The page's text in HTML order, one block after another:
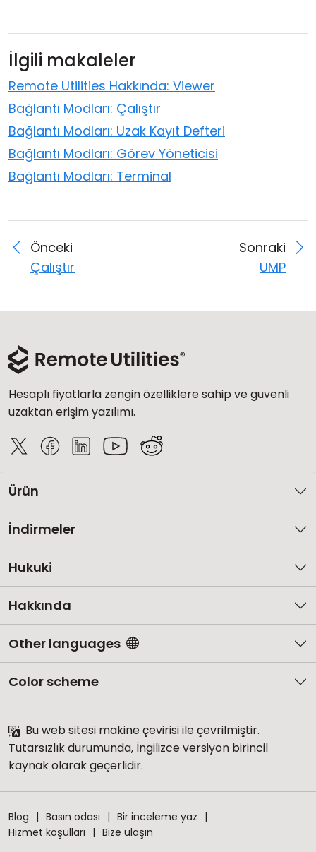
İlgili makaleler
Remote Utilities Hakkında: Viewer
Bağlantı Modları: Çalıştır
Bağlantı Modları: Uzak Kayıt Defteri
Bağlantı Modları: Görev Yöneticisi
Bağlantı Modları: Terminal
Önceki
Çalıştır
Sonraki
UMP
Hesaplı fiyatlarla zengin özelliklere sahip ve güvenli
uzaktan erişim yazılımı.
Ürün
İndirmeler
Hukuki
Hakkında
Other languages
Color scheme
Bu web sitesi makine çevirisi ile çevrilmiştir.
Tutarsızlık durumunda, İngilizce versiyon birincil
kaynak olarak geçerlidir.
Blog Basın odası
Bir inceleme yaz
Hizmet koşulları
Bize ulaşın